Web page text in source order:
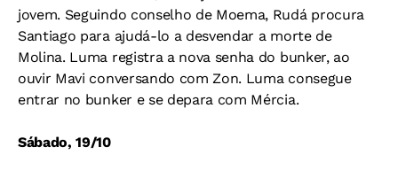
jovem. Seguindo conselho de Moema, Rudá procura
Santiago para ajudá-lo a desvendar a morte de
Molina. Luma registra a nova senha do bunker, ao
ouvir Mavi conversando com Zon. Luma consegue
entrar no bunker e se depara com Mércia.
Sábado, 19/10